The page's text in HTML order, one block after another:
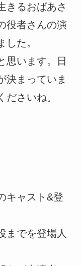
きるおばあさ
役者さんの演
た。
思います。日
決まっていま
さいね。
キャスト&登
までを登場人